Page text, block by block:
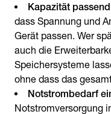
Kapazität
dass Spannung und
Gerät passen. Wer
auch die
Speichersysteme
ohne dass das
Notstrombedarf
Notstromversorgung